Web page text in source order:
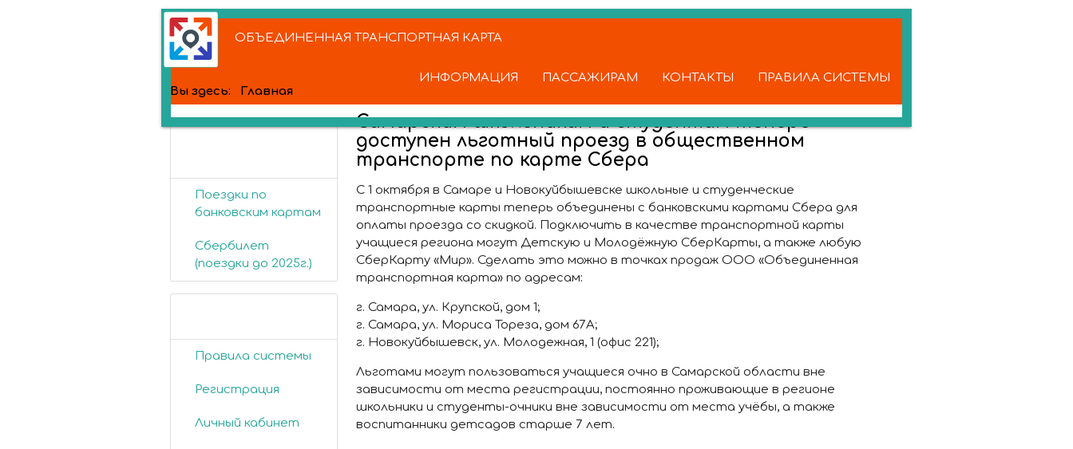
ОБЪЕДИНЕННАЯ ТРАНСПОРТНАЯ КАРТА
ИНФОРМАЦИЯ ПАССАЖИРАМ КОНТАКТЫ
ПРАВИЛА СИСТЕМЫ
Вы здесь: Главная
Поездки по
банковским картам
Сбербилет
(поездки до 2025г.)
Правила системы
Регистрация
Личный кабинет
Самарским школьникам и студентам теперь
доступен льготный проезд в общественном
транспорте по карте Сбера
С 1 октября в Самаре и Новокуйбышевске школьные и студенческие
транспортные карты теперь объединены с банковскими картами Сбера для
оплаты проезда со скидкой. Подключить в качестве транспортной карты
учащиеся региона могут Детскую и Молодёжную СберКарты, а также любую
СберКарту «Мир». Сделать это можно в точках продаж ООО «Объединенная
транспортная карта» по адресам:
г. Самара, ул. Крупской, дом 1;
г. Самара, ул. Мориса Тореза, дом 67А;
г. Новокуйбышевск, ул. Молодежная, 1 (офис 221);
Льготами могут пользоваться учащиеся очно в Самарской области вне
зависимости от места регистрации, постоянно проживающие в регионе
школьники и студенты-очники вне зависимости от места учёбы, а также
воспитанники детсадов старше 7 лет.